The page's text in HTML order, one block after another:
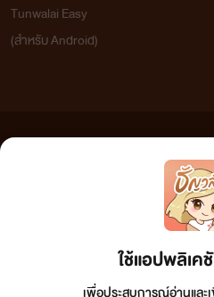
ใช้แอปพลิเ
เพื่อประสบการณ์อ่านแล
Tunwalai Easy
(สำหรับ Android)
เว็บไซต์แห่งนี้ไม่ได้เห็นด้วยและไม่ขอรับผิดชอบต่อข้อค
วิจารณญาณในการกลั่นกรองด้วยตนเอง และหากท่าน
กรุณาแจ้งมาที่ tunwalai@ookbee.com เพื่อทีมงานจะ
ลิขสิทธิ์ตามพระราชบัญญัติลิขสิทธิ์ (ฉบับเพิ่มเติม) พ.ศ